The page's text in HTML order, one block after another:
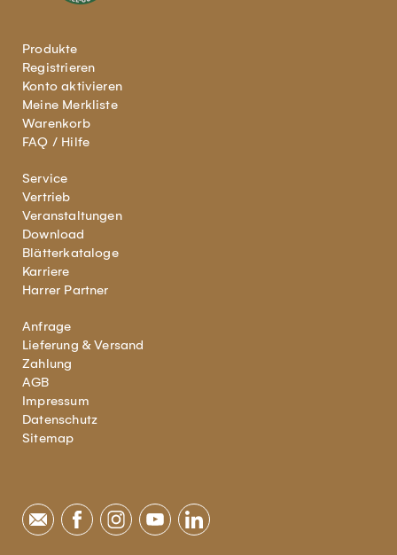
Produkte
Registrieren
Konto aktivieren
Meine Merkliste
Warenkorb
FAQ / Hilfe
Service
Vertrieb
Veranstaltungen
Download
Blätterkataloge
Karriere
Harrer Partner
Anfrage
Lieferung & Versand
Zahlung
AGB
Impressum
Datenschutz
Sitemap